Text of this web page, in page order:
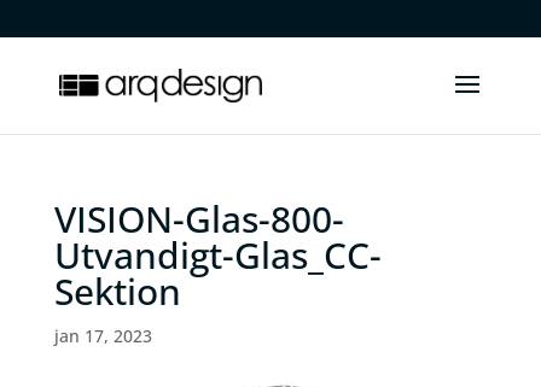
VISION-Glas-800-
Utvandigt-Glas_CC-
Sektion
jan 17, 2023